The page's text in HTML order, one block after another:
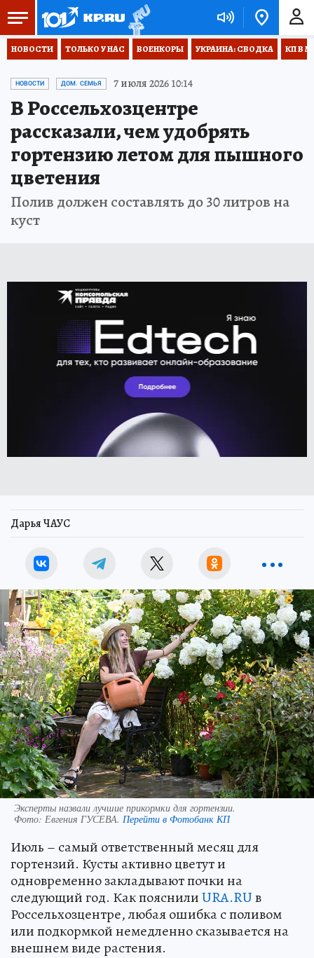
НОВОСТИ ТОЛЬКО У НАС ВОЕНКОРЫ УКРАИНА: СВОДКА КП В
НОВОСТИ ДОМ. СЕМЬЯ 7 июля 2026 10:14
В Россельхозцентре
рассказали, чем удобрять
гортензию летом для пышного
цветения
Полив должен составлять до 30 литров на
куст
Дарья ЧАУС
Эксперты назвали лучшие прикормки для гортензии.
Фото: Евгения ГУСЕВА. Перейти в Фотобанк КП
Июль – самый ответственный месяц для
гортензий. Кусты активно цветут и
одновременно закладывают почки на
следующий год. Как пояснилиURA.RUв
Россельхозцентре, любая ошибка с поливом
или подкормкой немедленно сказывается на
внешнем виде растения.